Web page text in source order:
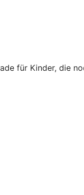
für Kinder, die